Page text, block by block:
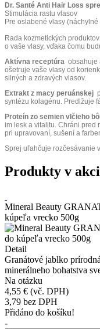
Dr. Santé Anti Hair Loss
Stimulácia rastu vlasov
Pre oslabené vlasy (náchylné
Rada kozmetických
o vaše vlasy, vďaka čomu
Aktívna receptúra obsahuje
ošetruje vaše vlasy od
silných a zdravých vlasov.
Extrakt z macy peruánskej
syntézu kolagénu. Predlžuje
Proteín zo semien vlčieho
im lesk a vitalitu. Chráni pred
pri upravovaní, sušení a
Sprej uľahčuje rozčesávanie
Produkty v
Mineral Beauty
kúpeľa vrecko 500g
Detail
Granátové jablko
minerálneho bohatstva
Na otázku
4,55 € (vč. DPH)
3,79 bez DPH
Přidáno do košíku!
-